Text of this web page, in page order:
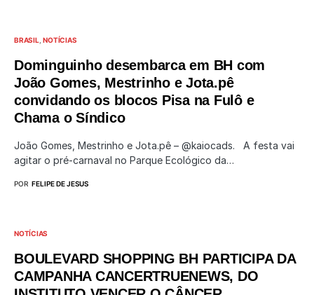
BRASIL NOTÍCIAS
Dominguinho desembarca em BH com
João Gomes, Mestrinho e Jota.pê
convidando os blocos Pisa na Fulô e
Chama o Síndico
João Gomes, Mestrinho e Jota.pê – @kaiocads. A festa vai
agitar o pré-carnaval no Parque Ecológico da…
POR FELIPE DE JESUS
NOTÍCIAS
BOULEVARD SHOPPING BH PARTICIPA DA
CAMPANHA CANCERTRUENEWS, DO